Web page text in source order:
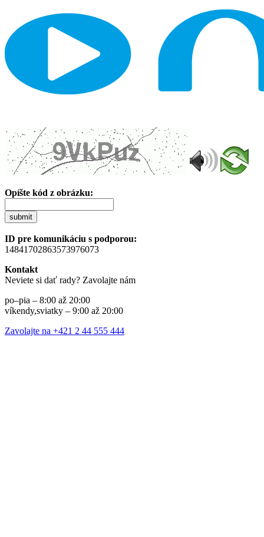
Opíšte kód z obrázku:
submit
ID pre komunikáciu s podporou:
14841702863573976073
Kontakt
Neviete si dať rady? Zavolajte nám
po–pia – 8:00 až 20:00
víkendy,sviatky – 9:00 až 20:00
Zavolajte na +421 2 44 555 444